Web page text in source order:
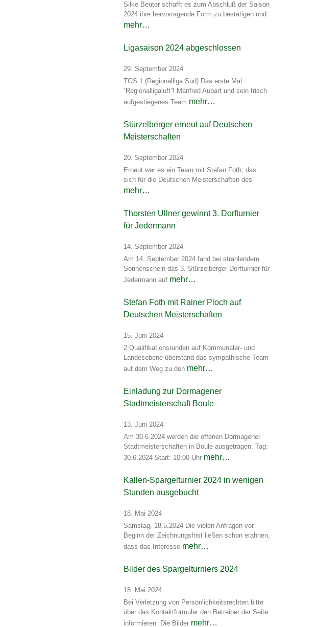
Silke Beuter schafft es zum Abschluß der Saison
2024 ihre hervorragende Form zu bestätigen und
mehr…
Ligasaison 2024 abgeschlossen
29. September 2024
TGS 1 (Regionalliga Süd) Das erste Mal
“Regionalligaluft”! Manfred Aubart und sein frisch
aufgestiegenes Team mehr…
Stürzelberger erneut auf Deutschen
Meisterschaften
20. September 2024
Erneut war es ein Team mit Stefan Foth, das
sich für die Deutschen Meisterschaften des
mehr…
Thorsten Ullner gewinnt 3. Dorfturnier
für Jedermann
14. September 2024
Am 14. September 2024 fand bei strahlendem
Sonnenschein das 3. Stürzelberger Dorfturnier für
Jedermann auf mehr…
Stefan Foth mit Rainer Pioch auf
Deutschen Meisterschaften
15. Juni 2024
2 Qualifikationsrunden auf Kommunaler- und
Landesebene überstand das sympathische Team
auf dem Weg zu den mehr…
Einladung zur Dormagener
Stadtmeisterschaft Boule
13. Juni 2024
Am 30.6.2024 werden die offenen Dormagener
Stadtmeisterschaften in Boule ausgetragen. Tag:
30.6.2024 Start: 10:00 Uhr mehr…
Kallen-Spargelturnier 2024 in wenigen
Stunden ausgebucht
18. Mai 2024
Samstag, 18.5.2024 Die vielen Anfragen vor
Beginn der Zeichnungsfrist ließen schon erahnen,
dass das Interesse mehr…
Bilder des Spargelturniers 2024
18. Mai 2024
Bei Verletzung von Persönlichkeitsrechten bitte
über das Kontaktformular den Betreiber der Seite
informieren. Die Bilder mehr…